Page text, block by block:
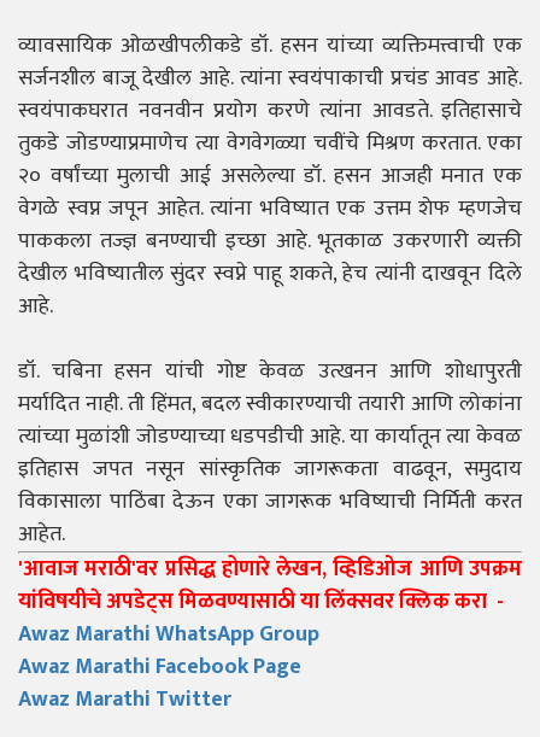
व्यावसायिक ओळखीपलीकडे डॉ. हसन यांच्या व्यक्तिमत्त्वाची एक
सर्जनशील बाजू देखील आहे. त्यांना स्वयंपाकाची प्रचंड आवड आहे.
स्वयंपाकघरात नवनवीन प्रयोग करणे त्यांना आवडते. इतिहासाचे
तुकडे जोडण्याप्रमाणेच त्या वेगवेगळ्या चवींचे मिश्रण करतात. एका
२० वर्षांच्या मुलाची आई असलेल्या डॉ. हसन आजही मनात एक
वेगळे स्वप्न जपून आहेत. त्यांना भविष्यात एक उत्तम शेफ म्हणजेच
पाककला तज्ज्ञ बनण्याची इच्छा आहे. भूतकाळ उकरणारी व्यक्ती
देखील भविष्यातील सुंदर स्वप्ने पाहू शकते, हेच त्यांनी दाखवून दिले
आहे.
डॉ. चबिना हसन यांची गोष्ट केवळ उत्खनन आणि शोधापुरती
मर्यादित नाही. ती हिंमत, बदल स्वीकारण्याची तयारी आणि लोकांना
त्यांच्या मुळांशी जोडण्याच्या धडपडीची आहे. या कार्यातून त्या केवळ
इतिहास जपत नसून सांस्कृतिक जागरूकता वाढवून, समुदाय
विकासाला पाठिंबा देऊन एका जागरूक भविष्याची निर्मिती करत
आहेत.
'आवाज मराठी'वर प्रसिद्ध होणारे लेखन, व्हिडिओज आणि उपक्रम
यांविषयीचे अपडेट्स मिळवण्यासाठी या लिंक्सवर क्लिक करा -
Awaz Marathi WhatsApp Group
Awaz Marathi Facebook Page
Awaz Marathi Twitter